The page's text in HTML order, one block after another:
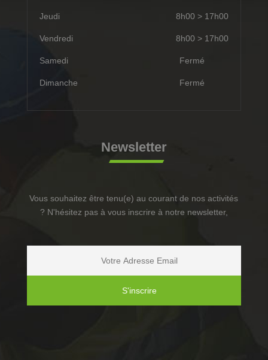
Jeudi 8h00 > 17h00
Vendredi 8h00 > 17h00
Samedi Fermé
Dimanche Fermé
Newsletter
Vous souhaitez être tenu(e) au courant de nos activités
? N'hésitez pas à vous inscrire à notre newsletter,